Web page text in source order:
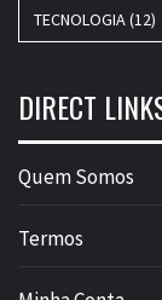
TECNOLOGIA (12)
DIRECT
Quem Somos
Termos